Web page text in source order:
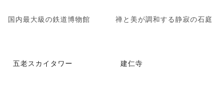
国内最大級の鉄道博物館 禅と美が調和する静寂の石庭
五老スカイタワー 建仁寺